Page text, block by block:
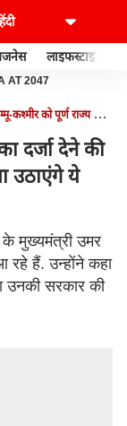
लाइफस्टाइल
AT 2047
कश्मीर को पूर्ण राज्य का
दर्जा देने की
उठाएंगे ये
मुख्यमंत्री उमर
रहे हैं. उन्होंने कहा
उनकी सरकार की